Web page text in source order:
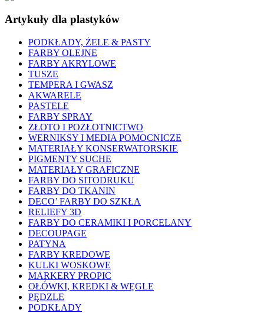
Artykuły dla plastyków
PODKŁADY, ŻELE & PASTY
FARBY OLEJNE
FARBY AKRYLOWE
TUSZE
TEMPERA I GWASZ
AKWARELE
PASTELE
FARBY SPRAY
ZŁOTO I POZŁOTNICTWO
WERNIKSY I MEDIA POMOCNICZE
MATERIAŁY KONSERWATORSKIE
PIGMENTY SUCHE
MATERIAŁY GRAFICZNE
FARBY DO SITODRUKU
FARBY DO TKANIN
DECO’ FARBY DO SZKŁA
RELIEFY 3D
FARBY DO CERAMIKI I PORCELANY
DECOUPAGE
PATYNA
FARBY KREDOWE
KULKI WOSKOWE
MARKERY PROPIC
OŁÓWKI, KREDKI & WĘGLE
PĘDZLE
PODKŁADY